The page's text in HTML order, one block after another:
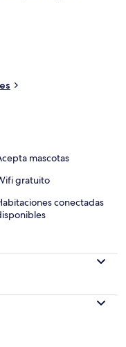
visitantes les gusta las
mascotas
gratuito
conectadas